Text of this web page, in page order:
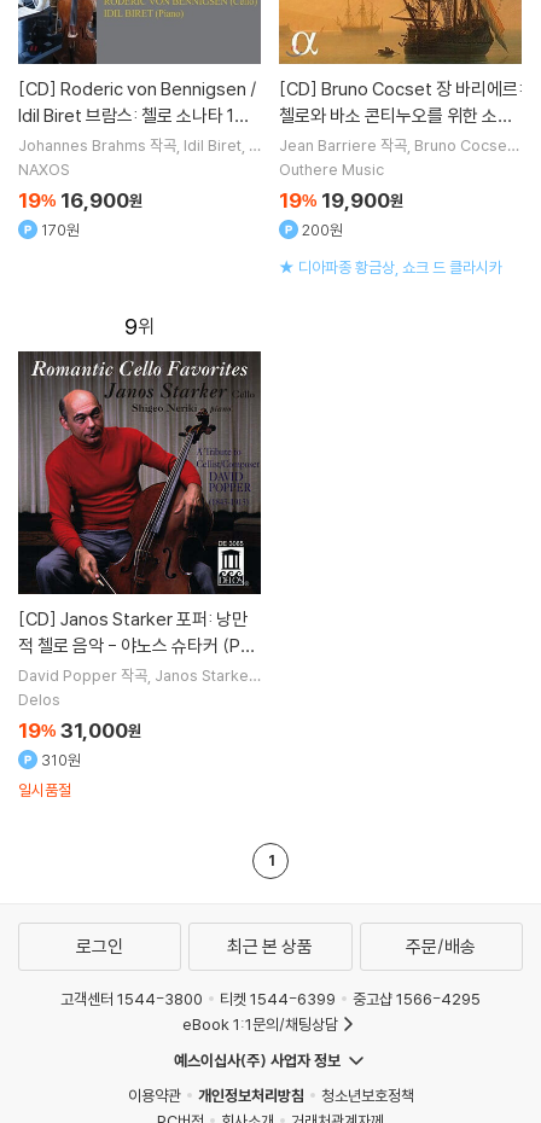
[CD]
Idil Biret 브람스: 첼로 소나타 1번,
2번 (Brahms: Cello Sonatas O
p.38, Op.99)
Johannes Brahms 작곡 Idil Biret R
oderic von Bennigsen
NAXOS
19% 16,900원
170원
[CD]
첼로와 바소 콘티누오를 위한 소나
타 2집 (Jean Barriere: Sonatas
for Cello & Bass Continuo Vol.
2)
Jean Barriere 작곡 Bruno Cocset
Guido Balestracci
Outhere Music
19% 19,900원
200원
★ 디아파종 황금상, 쇼크 드 클라시카
9
[CD]
적 첼로 음악 - 야노스 슈타커 (Pop
per: Romantic Cello Favorite
s)
David Popper 작곡 Janos Starker
Shigeo Neriki
Delos
19% 31,000원
310원
일시품절
1
로그인 최근 본 상품 주문/배송
고객센터 1544-3800 티켓 1544-6399
중고샵 1566-4295
eBook 1:1문의/채팅상담
예스이십사(주) 사업자 정보
이용약관
개인정보처리방침
청소년보호정책